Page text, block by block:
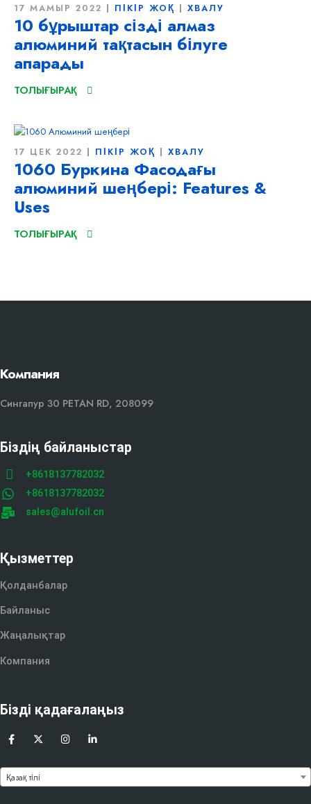
17 МАМЫР 2022 ПІКІР ЖОҚ ХВАЛУ
10 бұрыштар сізді алмаз
алюминий тақтасын білуге ​​
апарады
ТОЛЫҒЫРАҚ
17 ЦЕК 2022 ПІКІР ЖОҚ ХВАЛУ
1060 Буркина Фасодағы
алюминий шеңбері: Features &
Uses
ТОЛЫҒЫРАҚ
Компания
Сингапур 30 PETAN RD, 208099
Біздің байланыстар
+8618137782032
+8618137782032
sales@alufoil.cn
Қызметтер
Қолданбалар
Байланыс
Жаңалықтар
Компания
Бізді қадағалаңыз
Қазақ тілі